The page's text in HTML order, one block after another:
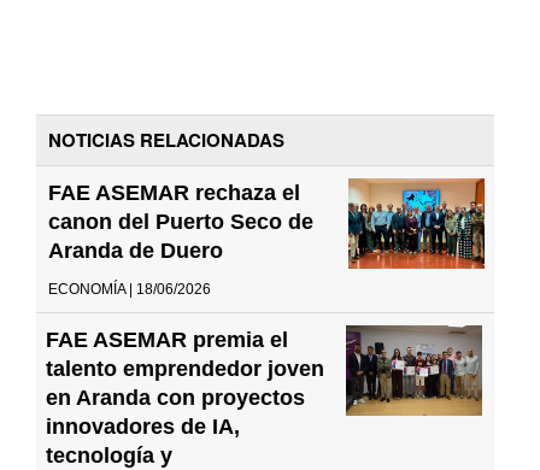
NOTICIAS RELACIONADAS
FAE ASEMAR rechaza el
canon del Puerto Seco de
Aranda de Duero
ECONOMÍA | 18/06/2026
FAE ASEMAR premia el
talento emprendedor joven
en Aranda con proyectos
innovadores de IA,
tecnología y